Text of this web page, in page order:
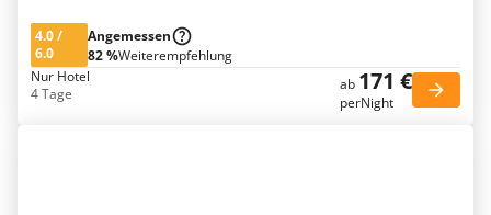
4.0/
6.0
Angemessen
82 %Weiterempfehlung
Nur Hotel
4 Tage
ab 171 €
perNight